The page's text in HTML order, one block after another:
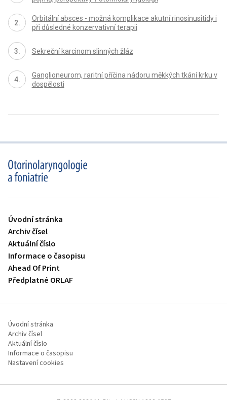
Orbitální absces - možná komplikace akutní rinosinusitidy i
při důsledné konzervativní terapii
Sekreční karcinom slinných žláz
Ganglioneurom, raritní příčina nádoru měkkých tkání krku v
dospělosti
proLékaře.cz
Úvodní stránka
Archiv čísel
Aktuální číslo
Informace o časopisu
Ahead Of Print
Předplatné ORLAF
Úvodní stránka
Archiv čísel
Aktuální číslo
Informace o časopisu
Nastavení cookies